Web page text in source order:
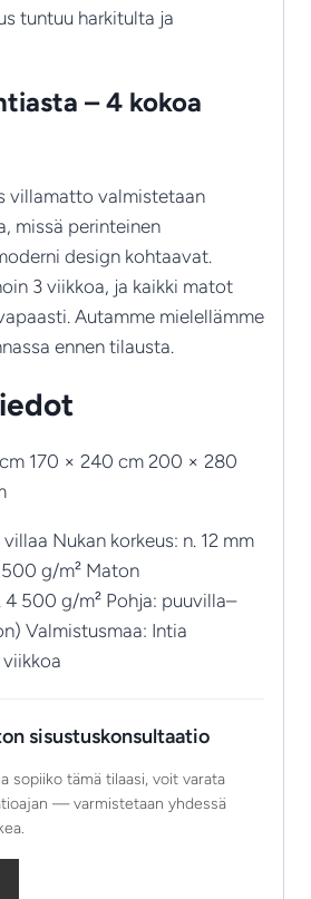
tuntuu harkitulta ja
– 4 kokoa
villamatto valmistetaan
missä perinteinen
design kohtaavat.
3 viikkoa, ja kaikki matot
Autamme mielellämme
ennen tilausta.
170 × 240 cm 200 × 280
Nukan korkeus: n. 12 mm
g/m² Maton
4 500 g/m² Pohja: puuvilla–
Valmistusmaa: Intia
viikkoa
sisustuskonsultaatio
sopiiko tämä tilaasi, voit varata
— varmistetaan yhdessä